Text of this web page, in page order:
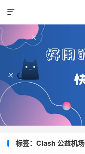

标签：Clash 公益机场